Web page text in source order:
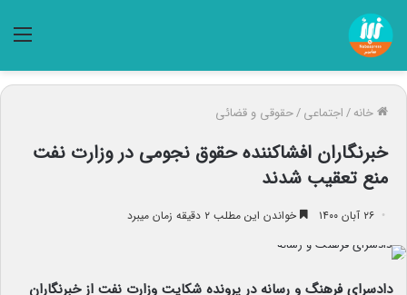
خانه/اجتماعی/حقوقی و قضائی
خبرنگاران افشاکننده حقوق نجومی در وزارت نفت
منع تعقیب شدند
۲۶ آبان ۱۴۰۰ خواندن این مطلب ۲ دقیقه زمان میبرد
دادسرای فرهنگ و رسانه در پرونده شکایت وزارت نفت از خبرنگاران